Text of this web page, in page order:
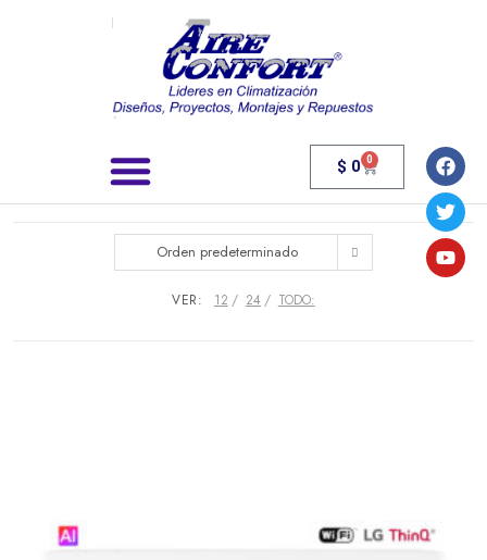
$ 0 0
Orden predeterminado
VER: 12 24 TODO: